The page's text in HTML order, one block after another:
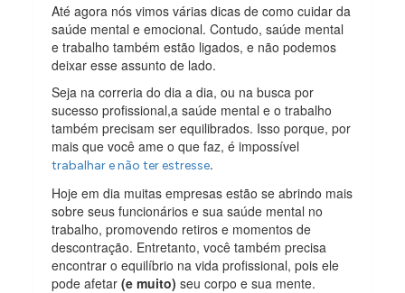
Até agora nós vimos várias dicas de como cuidar da
saúde mental e emocional. Contudo, saúde mental
e trabalho também estão ligados, e não podemos
deixar esse assunto de lado.
Seja na correria do dia a dia, ou na busca por
sucesso profissional,a saúde mental e o trabalho
também precisam ser equilibrados. Isso porque, por
mais que você ame o que faz, é impossível
trabalhar e não ter estresse.
Hoje em dia muitas empresas estão se abrindo mais
sobre seus funcionários e sua saúde mental no
trabalho, promovendo retiros e momentos de
descontração. Entretanto, você também precisa
encontrar o equilíbrio na vida profissional, pois ele
pode afetar (e muito)seu corpo e sua mente.